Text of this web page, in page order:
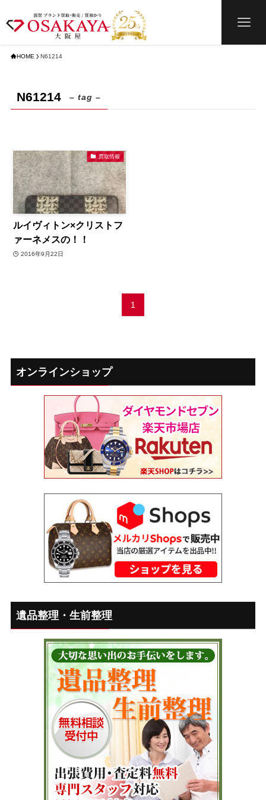
HOME N61214
N61214 – tag –
買取情報
ルイヴィトン×クリストフ
ァーネメスの！！
2016年9月22日
1
オンラインショップ
遺品整理・生前整理